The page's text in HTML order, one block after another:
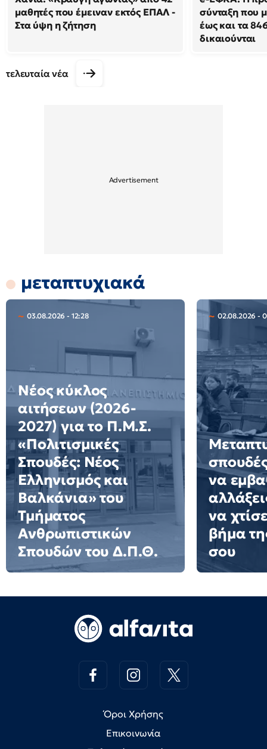
μαθητές που έμειναν εκτός ΕΠΑΛ -
Στα ύψη η ζήτηση
σύνταξη που
έως και τα
δικαιούνται
τελευταία νέα
μεταπτυχιακά
03.08.2026 - 12:28
Νέος κύκλος
αιτήσεων (2026-
2027) για το Π.Μ.Σ.
«Πολιτισμικές
Σπουδές: Νέος
Ελληνισμός και
Βαλκάνια» του
Τμήματος
Ανθρωπιστικών
Σπουδών του Δ.Π.Θ.
02.08.2026 -
να
να
βήμα
σου
Όροι Χρήσης
Επικοινωνία